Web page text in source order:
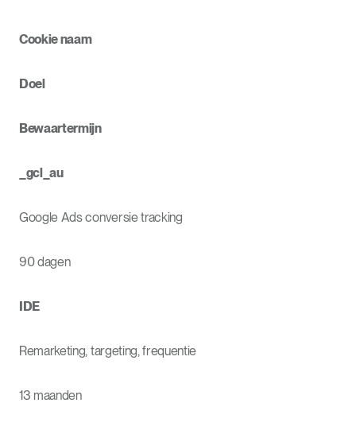
Cookie naam
Doel
Bewaartermijn
_gcl_au
Google Ads conversie tracking
90 dagen
IDE
Remarketing, targeting, frequentie
13 maanden